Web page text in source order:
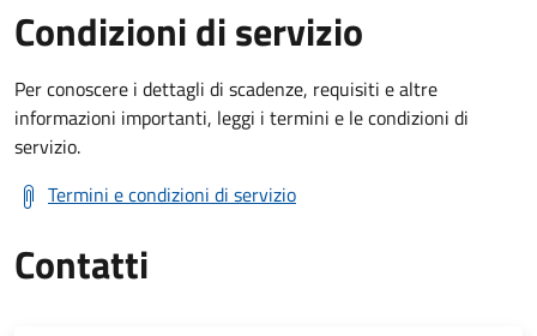
Condizioni di servizio
Per conoscere i dettagli di scadenze, requisiti e altre
informazioni importanti, leggi i termini e le condizioni di
servizio.
Termini e condizioni di servizio
Contatti